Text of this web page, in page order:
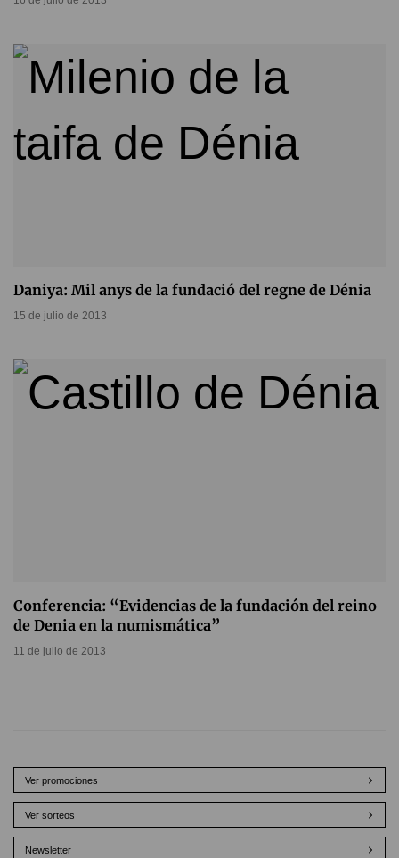
Daniya: Mil anys de la fundació del regne de Dénia
15 de julio de 2013
Conferencia: “Evidencias de la fundación del reino
de Denia en la numismática”
11 de julio de 2013
Ver promociones
Ver sorteos
Newsletter